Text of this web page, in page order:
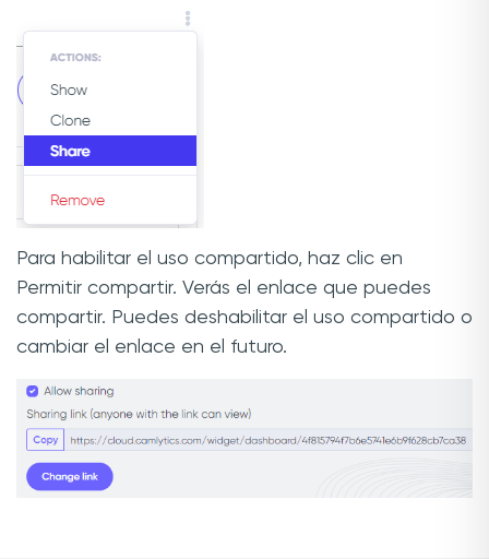
Para habilitar el uso compartido, haz clic en
Permitir compartir. Verás el enlace que puedes
compartir. Puedes deshabilitar el uso compartido o
cambiar el enlace en el futuro.